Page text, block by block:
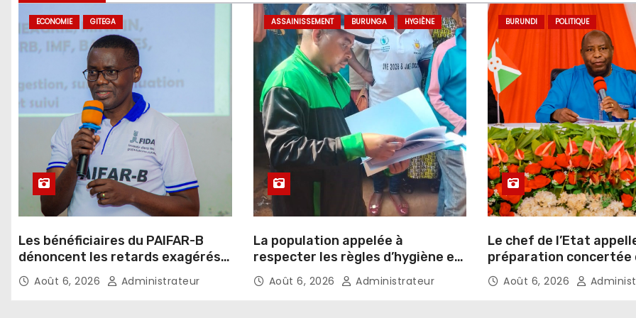
ECONOMIE GITEGA
Les bénéficiaires du PAIFAR-B
dénoncent les retards exagérés
dans l’octroi des crédits agricoles
Août 6, 2026 Administrateur
ASSAINISSEMENT BURUNGA HYGIÈNE
La population appelée à
respecter les règles d’hygiène et
d’assainissement
Août 6, 2026 Administrateur
BURUNDI POLITIQUE
Le chef de l’Etat
préparation concertée
élections de 2027
Août 6, 2026